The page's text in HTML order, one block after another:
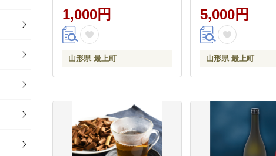
1,000円
山形県 最上町
5,000円
山形県 最上町